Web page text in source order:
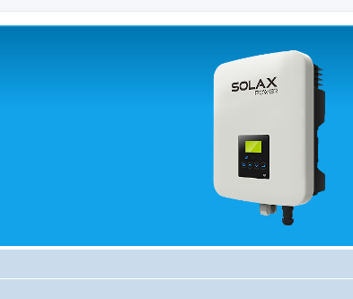
inversores solares Solax y temas relacionados.